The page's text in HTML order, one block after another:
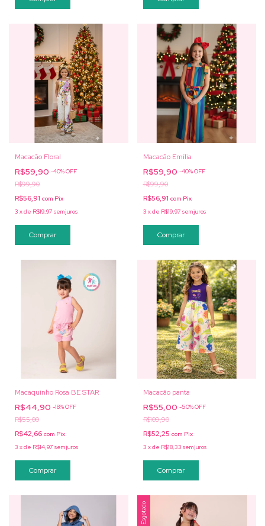
Macacão Floral
R$59,90 -40%OFF
R$99,90
R$56,91 com Pix
3 xde R$19,97 sem juros
Comprar
Macacão Emília
R$59,90 -40%OFF
R$99,90
R$56,91 com Pix
3 xde R$19,97 sem juros
Comprar
Macaquinho Rosa BE STAR
R$44,90 -18%OFF
R$55,00
R$42,66 com Pix
3 xde R$14,97 sem juros
Comprar
Macacão panta
R$55,00 -50%OFF
R$109,90
R$52,25 com Pix
3 xde R$18,33 sem juros
Comprar
Esgotado